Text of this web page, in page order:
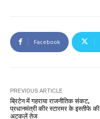
Facebook
PREVIOUS ARTICLE
ब्रिटेन में गहराया राजनीतिक संकट,
प्रधानमंत्री कीर स्टारमर के इस्तीफे की
अटकलें तेज